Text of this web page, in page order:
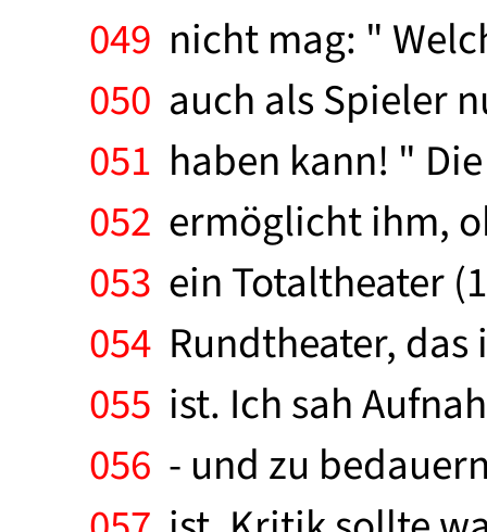
049 nicht mag: "
050 auch als Spieler
051 haben kann! "
052 ermöglicht ihm,
053 ein Totaltheater
054 Rundtheater,
055 ist. Ich sah
056 - und zu